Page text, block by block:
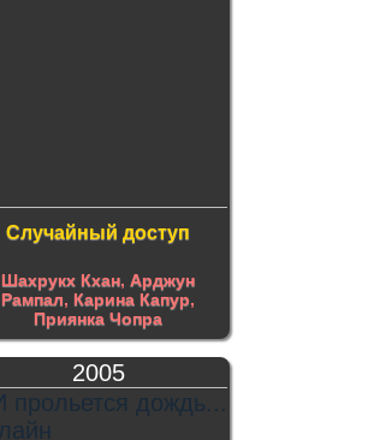
Случайный доступ
Шахрукх Кхан,Арджун
Рампал,Карина Капур,
Приянка Чопра
2005